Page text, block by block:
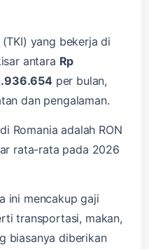
yang bekerja di
antara Rp
per bulan,
dan pengalaman.
Romania adalah RON
rata-rata pada 2026
ini mencakup gaji
transportasi, makan,
biasanya diberikan